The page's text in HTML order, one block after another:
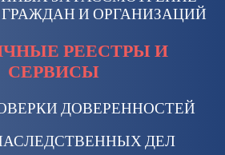
И ОРГАНИЗАЦИЙ
РЕЕСТРЫ И
СЕРВИСЫ
ДОВЕРЕННОСТЕЙ
ДЕЛ